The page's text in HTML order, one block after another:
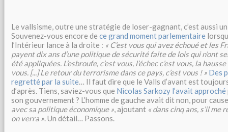
Le vallsisme, outre une stratégie de loser-gagnant, c’est aussi
Souvenez-vous encore de ce grand moment parlementaire
l’Intérieur lance à la droite : « C’est vous qui avez échoué et les
payent dix ans d’une politique de sécurité faite de lois qui n’ont
été appliquées. L’esbroufe, c’est vous, l’échec c’est vous, la
vous. [...] Le retour du terrorisme dans ce pays, c’est vous ! » Des
regretté par la suite… Il faut dire que le Valls d’avant est
d’après. Tiens, saviez-vous que Nicolas Sarkozy l’avait approché
son gouvernement ? L’homme de gauche avait dit non, pour
avec sa politique économique », ajoutant « dans cinq ans, s’il me
on verra ». Un détail… Passons.